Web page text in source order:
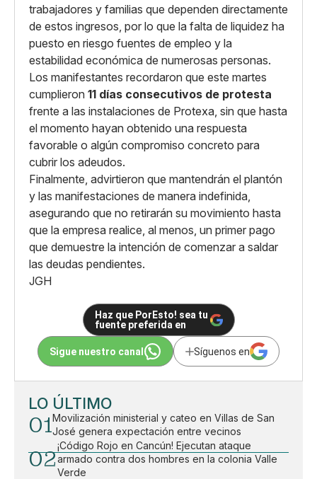
trabajadores y familias que dependen directamente
de estos ingresos, por lo que la falta de liquidez ha
puesto en riesgo fuentes de empleo y la
estabilidad económica de numerosas personas.
Los manifestantes recordaron que este martes
cumplieron 11 días consecutivos de protesta
frente a las instalaciones de Protexa, sin que hasta
el momento hayan obtenido una respuesta
favorable o algún compromiso concreto para
cubrir los adeudos.
Finalmente, advirtieron que mantendrán el plantón
y las manifestaciones de manera indefinida,
asegurando que no retirarán su movimiento hasta
que la empresa realice, al menos, un primer pago
que demuestre la intención de comenzar a saldar
las deudas pendientes.
JGH
Haz que PorEsto! sea tu
fuente preferida en
Sigue nuestro canal Síguenos en
LO ÚLTIMO
01Movilización ministerial y cateo en Villas de San
José genera expectación entre vecinos
02
¡Código Rojo en Cancún! Ejecutan ataque
armado contra dos hombres en la colonia Valle
Verde